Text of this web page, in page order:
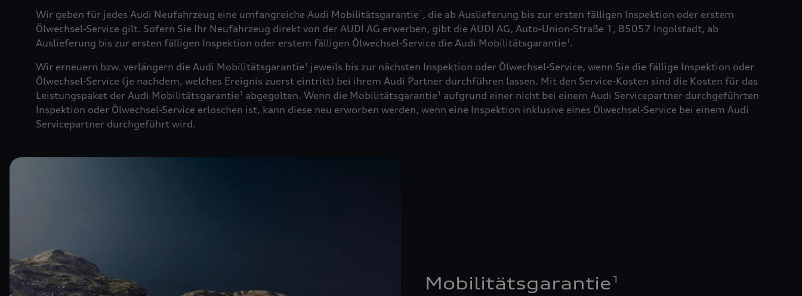
Wir geben für jedes Audi Neufahrzeug eine umfangreiche Audi Mobilitätsgarantie1 , die ab Auslieferung bis zur ersten fälligen Inspektion oder erstem
Ölwechsel-Service gilt. Sofern Sie Ihr Neufahrzeug direkt von der AUDI AG erwerben, gibt die AUDI AG, Auto-Union-Straße 1, 85057 Ingolstadt, ab
Auslieferung bis zur ersten fälligen Inspektion oder erstem fälligen Ölwechsel-Service die Audi Mobilitätsgarantie1 .
Wir erneuern bzw. verlängern die Audi Mobilitätsgarantie1
jeweils bis zur nächsten Inspektion oder Ölwechsel-Service, wenn Sie die fällige Inspektion oder
Ölwechsel-Service (je nachdem, welches Ereignis zuerst eintritt) bei ihrem Audi Partner durchführen lassen. Mit den Service-Kosten sind die Kosten für das
Leistungspaket der Audi Mobilitätsgarantie1 abgegolten. Wenn die Mobilitätsgarantie1
aufgrund einer nicht bei einem Audi Servicepartner durchgeführten
Inspektion oder Ölwechsel-Service erloschen ist, kann diese neu erworben werden, wenn eine Inspektion inklusive eines Ölwechsel-Service bei einem Audi
Servicepartner durchgeführt wird.
Mobilitätsgarantie 1